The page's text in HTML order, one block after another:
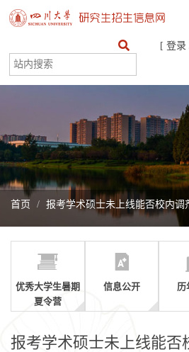
[ 登录
首页 报考学术硕士未上线能否校内调
优秀大学生暑期
夏令营
信息公开 历
报考学术硕士未上线能否